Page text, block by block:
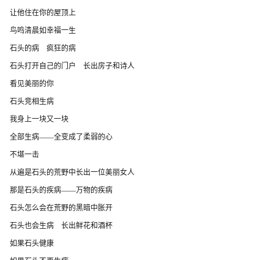
让他住在你的屋顶上
鸟鸣清晨如幸福一生
石头的病 疯狂的病
石头打开自己的门户 长出房子和诗人
看见美丽的你
石头竞相生病
我身上一块又一块
全部生病——全变成了柔弱的心
不堪一击
从遍是石头的荒野中长出一位美丽女人
那是石头的疾病——万物的疾病
石头怎么会在荒野的黑暗中胀开
石头也会生病 长出鲜花和酒杯
如果石头健康